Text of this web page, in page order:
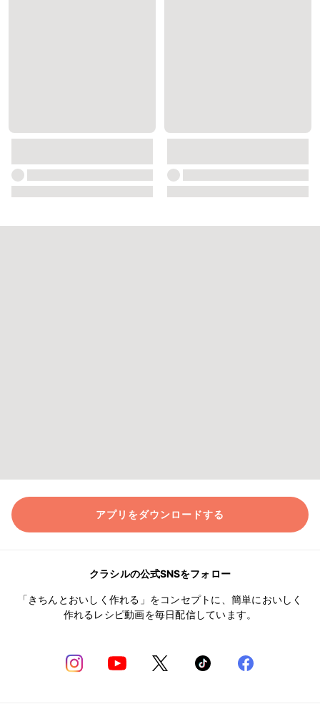
アプリをダウンロードする
クラシルの公式SNSをフォロー
「きちんとおいしく作れる」をコンセプトに、簡単においしく
作れるレシピ動画を毎日配信しています。